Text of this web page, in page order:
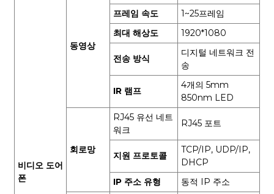
비디오 도어
폰
동영상
프레임 속도
1~25프레임
최대 해상도
1920*1080
전송 방식
디지털 네트워크 전
송
IR 램프
4개의 5mm
850nm LED
회로망
RJ45 유선 네트
워크
RJ45 포트
지원 프로토콜
TCP/IP, UDP/IP,
DHCP
IP 주소 유형
동적 IP 주소